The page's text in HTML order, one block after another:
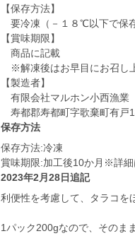
【保存方法】
要冷凍（－１８℃以下で保存
【賞味期限】
商品に記載
※解凍後はお早目にお召し
【製造者】
有限会社マルホン小西漁業
寿都郡寿都町字歌棄町有戸
保存方法
保存方法:冷凍
賞味期限:加工後10か月※詳細
2023年2月28日追記
利便性を考慮して、タラコを
1パック200gなので、そのま